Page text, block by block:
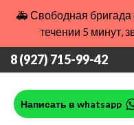
🚑 Свободная
течении 5 минут,
8 (927) 715-99-42
Написать в whatsapp